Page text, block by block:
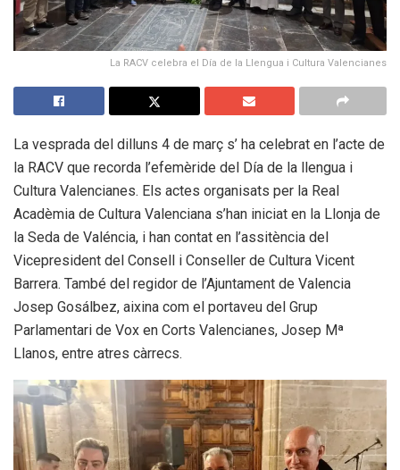
La RACV celebra el Día de la Llengua i Cultura Valencianes
La vesprada del dilluns 4 de març s’ ha celebrat en l’acte de
la RACV que recorda l’efemèride del Día de la llengua i
Cultura Valencianes. Els actes organisats per la Real
Acadèmia de Cultura Valenciana s’han iniciat en la Llonja de
la Seda de Valéncia, i han contat en l’assitència del
Vicepresident del Consell i Conseller de Cultura Vicent
Barrera. També del regidor de l’Ajuntament de Valencia
Josep Gosálbez, aixina com el portaveu del Grup
Parlamentari de Vox en Corts Valencianes, Josep Mª
Llanos, entre atres càrrecs.